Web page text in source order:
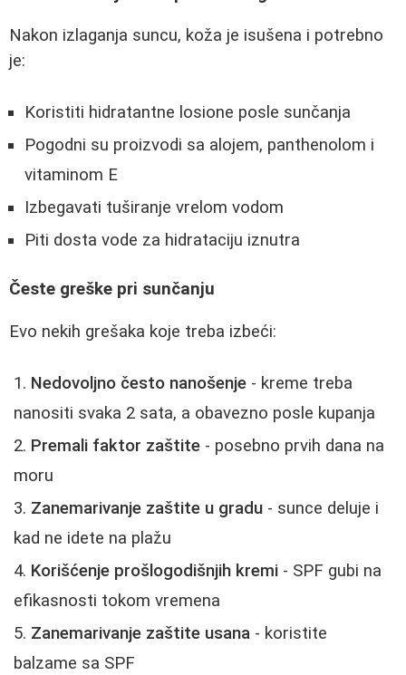
Nakon izlaganja suncu, koža je isušena i potrebno
je:
Koristiti hidratantne losione posle sunčanja
Pogodni su proizvodi sa alojem, panthenolom i
vitaminom E
Izbegavati tuširanje vrelom vodom
Piti dosta vode za hidrataciju iznutra
Česte greške pri sunčanju
Evo nekih grešaka koje treba izbeći:
Nedovoljno često nanošenje - kreme treba
nanositi svaka 2 sata, a obavezno posle kupanja
Premali faktor zaštite - posebno prvih dana na
moru
Zanemarivanje zaštite u gradu - sunce deluje i
kad ne idete na plažu
Korišćenje prošlogodišnjih kremi - SPF gubi na
efikasnosti tokom vremena
Zanemarivanje zaštite usana - koristite
balzame sa SPF